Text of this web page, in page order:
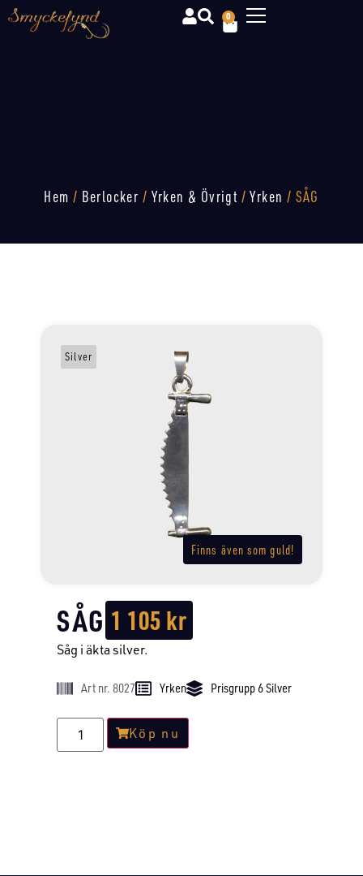
0
Hem / Berlocker / Yrken & Övrigt /Yrken / SÅG
Finns även som guld!
Silver
SÅG 1 105kr
Såg i äkta silver.
Art nr. 8027 Yrken Prisgrupp 6 Silver
Köp nu